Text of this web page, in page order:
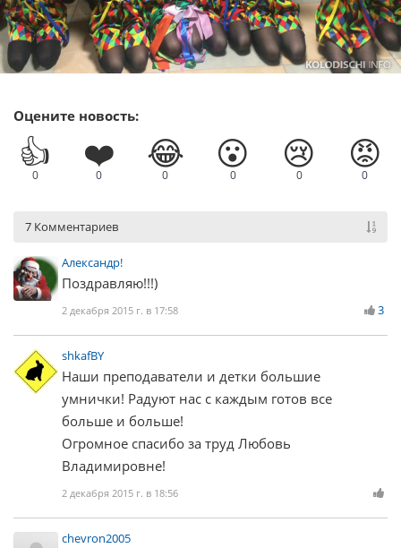
Оцените новость:
👍
0
❤️
0
😂
0
😮
0
😢
0
😡
0
7 Комментариев
Александр!
Поздравляю!!!)
2 декабря 2015 г. в 17:58 3
shkafBY
Наши преподаватели и детки большие
умнички! Радуют нас с каждым готов все
больше и больше!
Огромное спасибо за труд Любовь
Владимировне!
2 декабря 2015 г. в 18:56
chevron2005